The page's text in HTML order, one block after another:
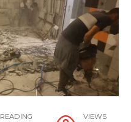
READING VIEWS